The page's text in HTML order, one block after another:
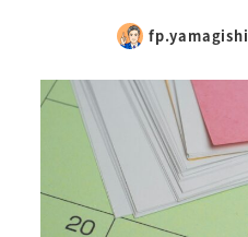
fp.yamagishi